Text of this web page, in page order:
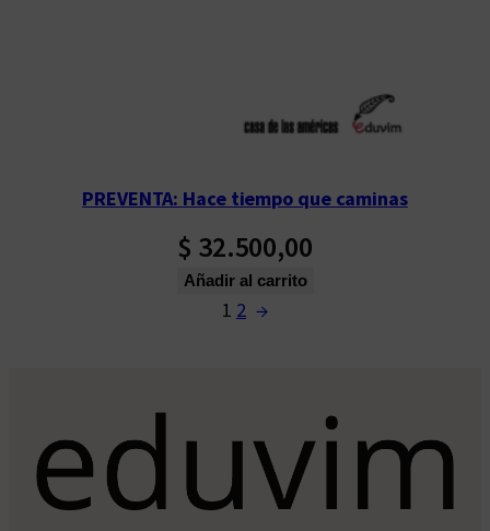
PREVENTA: Hace tiempo que caminas
$ 32.500,00
Añadir al carrito
1 2 →